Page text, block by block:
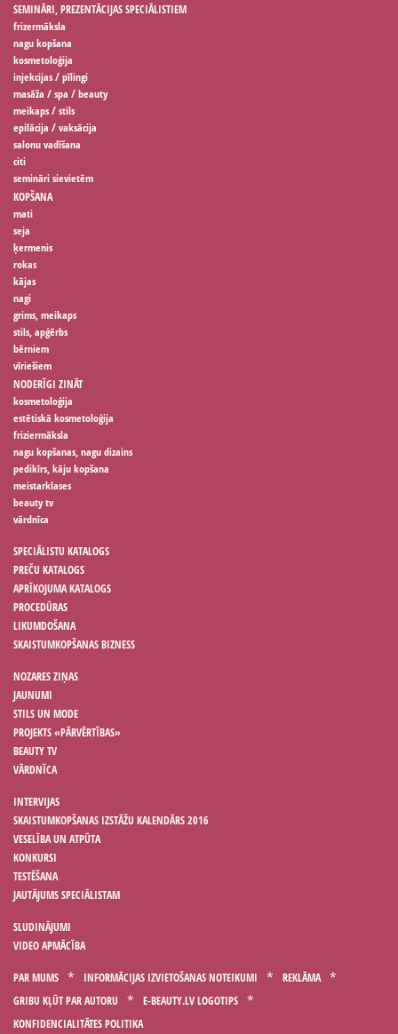
SEMINĀRI, PREZENTĀCIJAS SPECIĀLISTIEM
frizermāksla
nagu kopšana
kosmetoloģija
injekcijas / pīlingi
masāža / spa / beauty
meikaps / stils
epilācija / vaksācija
salonu vadīšana
citi
semināri sievietēm
KOPŠANA
mati
seja
ķermenis
rokas
kājas
nagi
grims, meikaps
stils, apģērbs
bērniem
vīriešiem
NODERĪGI ZINĀT
kosmetoloģija
estētiskā kosmetoloģija
friziermāksla
nagu kopšanas, nagu dizains
pedikīrs, kāju kopšana
meistarklases
beauty tv
vārdnīca
SPECIĀLISTU KATALOGS
PREČU KATALOGS
APRĪKOJUMA KATALOGS
PROCEDŪRAS
LIKUMDOŠANA
SKAISTUMKOPŠANAS BIZNESS
NOZARES ZIŅAS
JAUNUMI
STILS UN MODE
PROJEKTS «PĀRVĒRTĪBAS»
BEAUTY TV
VĀRDNĪCA
INTERVIJAS
SKAISTUMKOPŠANAS IZSTĀŽU KALENDĀRS 2016
VESELĪBA UN ATPŪTA
KONKURSI
TESTĒŠANA
JAUTĀJUMS SPECIĀLISTAM
SLUDINĀJUMI
VIDEO APMĀCĪBA
PAR MUMS INFORMĀCIJAS IZVIETOŠANAS NOTEIKUMI
REKLĀMA
GRIBU KĻŪT PAR AUTORU
E-BEAUTY.LV LOGOTIPS
KONFIDENCIALITĀTES POLITIKA